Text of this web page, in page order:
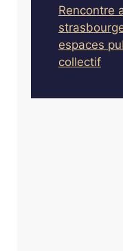
Rencontre
espaces
collectif